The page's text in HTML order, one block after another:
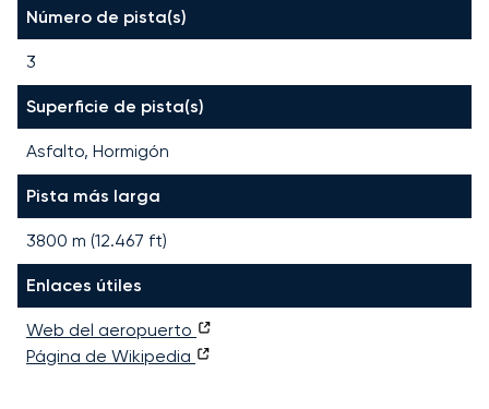
Número de pista(s)
3
Superficie de pista(s)
Asfalto, Hormigón
Pista más larga
3800 m (12.467 ft)
Enlaces útiles
Web del aeropuerto
Página de Wikipedia